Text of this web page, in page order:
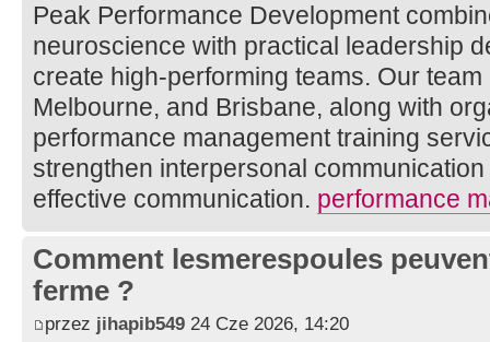
Peak Performance Development
neuroscience with practical leadership
create high-performing teams. Our
Melbourne, and Brisbane, along with
performance management training
strengthen interpersonal
effective communication. performance
Comment lesmerespoules
ferme ?
przez jihapib549 24 Cze 2026, 14:20